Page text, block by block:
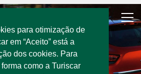
para otimização de
em “Aceito” está a
dos cookies. Para
como a Turiscar